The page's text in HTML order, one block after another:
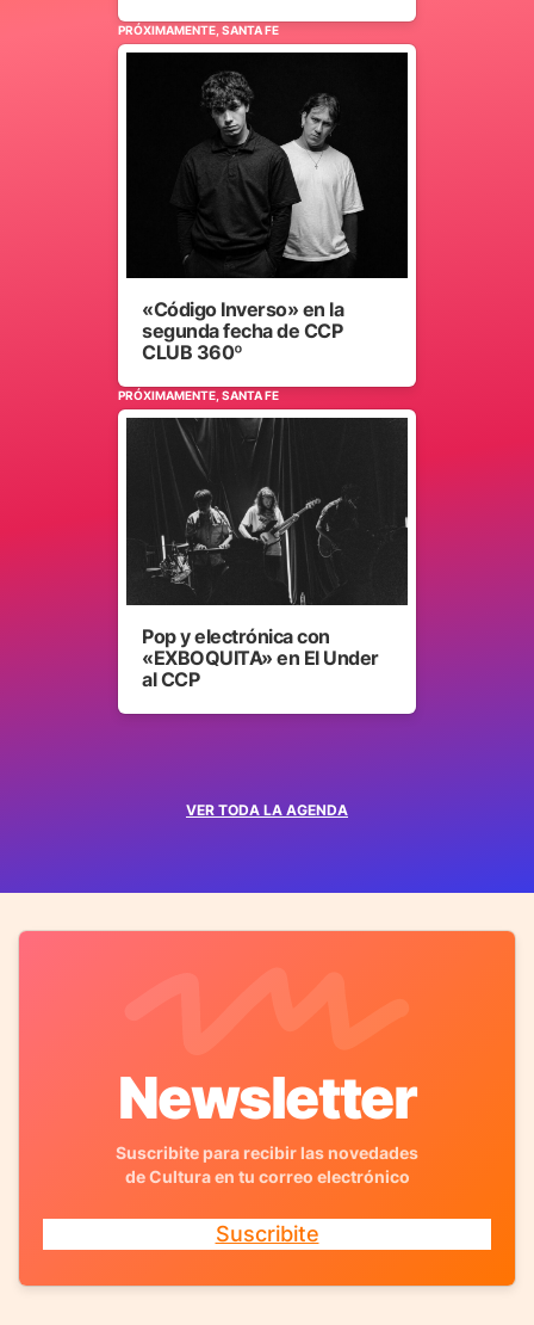
VER TODA LA AGENDA
PRÓXIMAMENTE, SANTA FE
«Código Inverso» en la
segunda fecha de CCP
CLUB 360º
PRÓXIMAMENTE, SANTA FE
Pop y electrónica con
«EXBOQUITA» en El Under
al CCP
Newsletter
Suscribite para recibir las novedades
de Cultura en tu correo electrónico
Suscribite